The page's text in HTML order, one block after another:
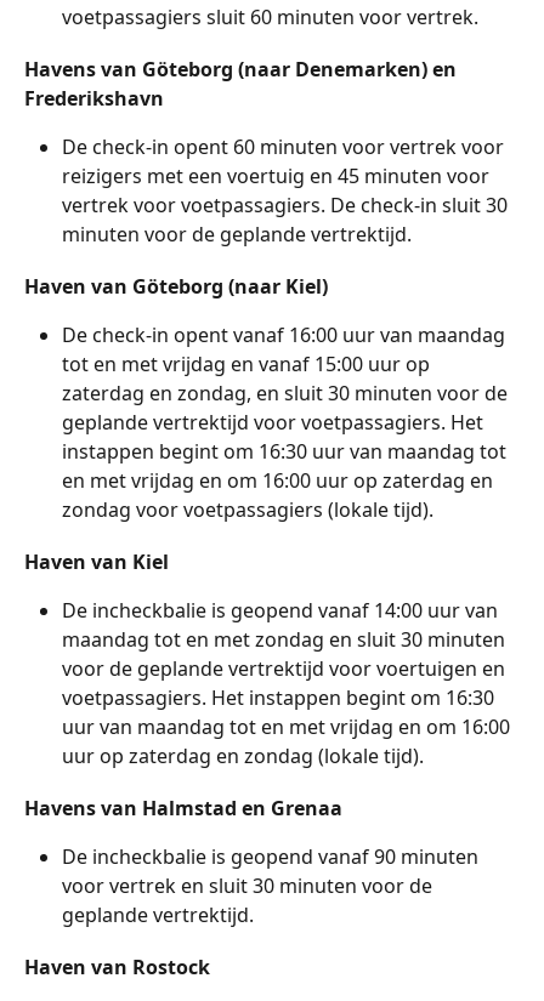
voetpassagiers sluit 60 minuten voor vertrek.
Havens van Göteborg (naar Denemarken) en
Frederikshavn
De check-in opent 60 minuten voor vertrek voor
reizigers met een voertuig en 45 minuten voor
vertrek voor voetpassagiers. De check-in sluit 30
minuten voor de geplande vertrektijd.
Haven van Göteborg (naar Kiel)
De check-in opent vanaf 16:00 uur van maandag
tot en met vrijdag en vanaf 15:00 uur op
zaterdag en zondag, en sluit 30 minuten voor de
geplande vertrektijd voor voetpassagiers. Het
instappen begint om 16:30 uur van maandag tot
en met vrijdag en om 16:00 uur op zaterdag en
zondag voor voetpassagiers (lokale tijd).
Haven van Kiel
De incheckbalie is geopend vanaf 14:00 uur van
maandag tot en met zondag en sluit 30 minuten
voor de geplande vertrektijd voor voertuigen en
voetpassagiers. Het instappen begint om 16:30
uur van maandag tot en met vrijdag en om 16:00
uur op zaterdag en zondag (lokale tijd).
Havens van Halmstad en Grenaa
De incheckbalie is geopend vanaf 90 minuten
voor vertrek en sluit 30 minuten voor de
geplande vertrektijd.
Haven van Rostock